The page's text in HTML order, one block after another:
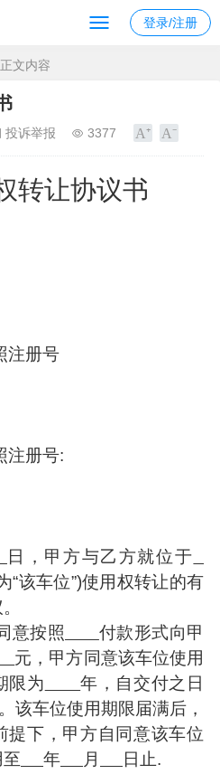
登录/注册
文内容
投诉举报 3377
转让协议书
注册号
注册号:
日，甲方与乙方就位于
“该车位”)使用权转让的有
意按照
付款形式向甲
元，甲方同意该车位使用
限为
年，自交付之日
该车位使用期限届满后，
提下，甲方自同意该车位
年 月
日止.